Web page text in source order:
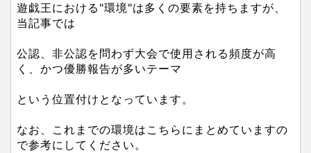
遊戯王における"環境"は多くの要素を持ちますが、
当記事では
公認、非公認を問わず大会で使用される頻度が高
く、かつ優勝報告が多いテーマ
という位置付けとなっています。
なお、これまでの環境はこちらにまとめていますの
で参考にしてください。